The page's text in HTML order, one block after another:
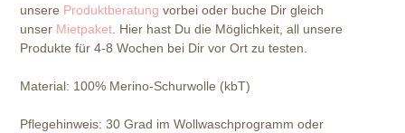
unsere Produktberatung vorbei oder buche Dir gleich
unser Mietpaket . Hier hast Du die Möglichkeit, all unsere
Produkte für 4-8 Wochen bei Dir vor Ort zu testen.
Material: 100% Merino-Schurwolle (kbT)
Pflegehinweis: 30 Grad im Wollwaschprogramm oder